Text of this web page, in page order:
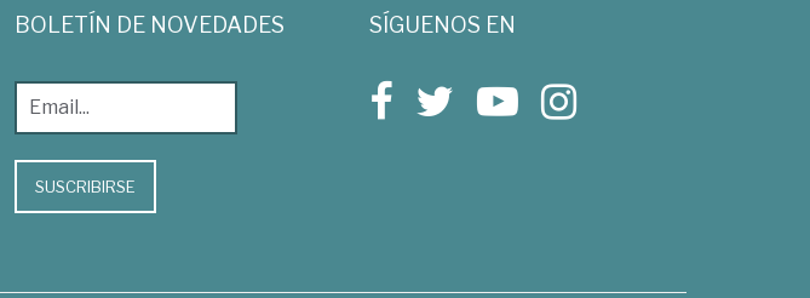
BOLETÍN DE NOVEDADES
SUSCRIBIRSE
SÍGUENOS EN